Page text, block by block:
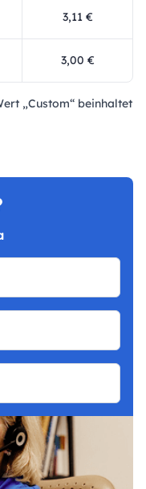
3,11 €
3,00 €
„Custom“ beinhaltet